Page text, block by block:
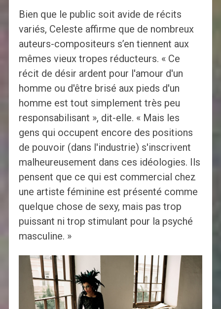
Bien que le public soit avide de récits
variés, Celeste affirme que de nombreux
auteurs-compositeurs s’en tiennent aux
mêmes vieux tropes réducteurs. « Ce
récit de désir ardent pour l'amour d'un
homme ou d'être brisé aux pieds d'un
homme est tout simplement très peu
responsabilisant », dit-elle. « Mais les
gens qui occupent encore des positions
de pouvoir (dans l'industrie) s'inscrivent
malheureusement dans ces idéologies. Ils
pensent que ce qui est commercial chez
une artiste féminine est présenté comme
quelque chose de sexy, mais pas trop
puissant ni trop stimulant pour la psyché
masculine. »